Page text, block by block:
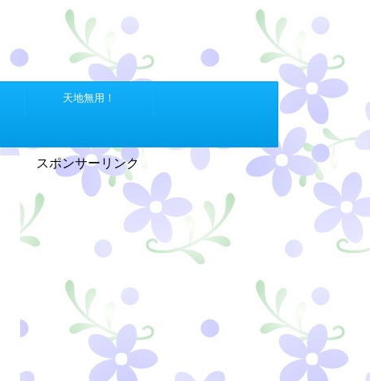
天地無用！
スポンサーリンク